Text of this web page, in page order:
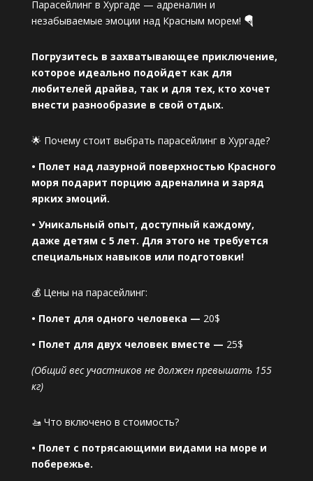
Парасейлинг в Хургаде — адреналин и
незабываемые эмоции над Красным морем! 🪂
Погрузитесь в захватывающее приключение,
которое идеально подойдет как для
любителей драйва, так и для тех, кто хочет
внести разнообразие в свой отдых.
🌟 Почему стоит выбрать парасейлинг в Хургаде?
• Полет над лазурной поверхностью Красного
моря подарит порцию адреналина и заряд
ярких эмоций.
• Уникальный опыт, доступный каждому,
даже детям с 5 лет. Для этого не требуется
специальных навыков или подготовки!
💰 Цены на парасейлинг:
• Полет для одного человека — 20$
• Полет для двух человек вместе — 25$
(Общий вес участников не должен превышать 155
кг)
🚤 Что включено в стоимость?
• Полет с потрясающими видами на море и
побережье.